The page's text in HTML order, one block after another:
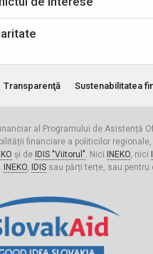
Transparenţă Sustenabilitatea
al Programului de Asistență
financiare a politicilor
și de IDIS "Viitorul". Nici INEKO, nici
INEKO, IDISsau părți terțe, sau pentru